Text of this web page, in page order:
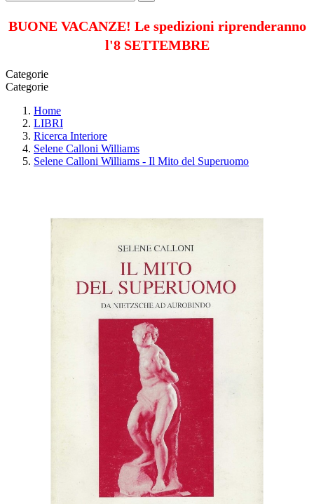
BUONE VACANZE! Le spedizioni riprenderanno
l'8 SETTEMBRE
Categorie
Categorie
Home
LIBRI
Ricerca Interiore
Selene Calloni Williams
Selene Calloni Williams - Il Mito del Superuomo